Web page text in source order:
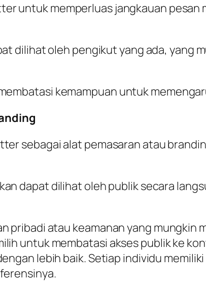
untuk memperluas jangkauan pesan
dilihat oleh pengikut yang ada, yang
kemampuan untuk
sebagai alat pemasaran atau
dapat dilihat oleh publik secara
pribadi atau keamanan yang mungkin
untuk membatasi akses publik ke
lebih baik. Setiap individu